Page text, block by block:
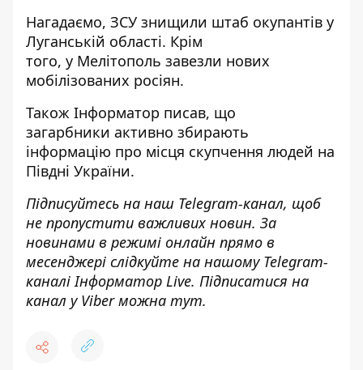
Нагадаємо, ЗСУ знищили штаб окупантів у
Луганській області. Крім
того, у Мелітополь завезли нових
мобілізованих росіян.
Також Інформатор писав, що
загарбники активно збирають
інформацію про місця скупчення людей на
Півдні України.
Підписуйтесь на наш Telegram-канал, щоб
не пропустити важливих новин. За
новинами в режимі онлайн прямо в
месенджері слідкуйте на нашому Telegram-
каналіІнформатор Live. Підписатися на
канал у Viber можна тут.